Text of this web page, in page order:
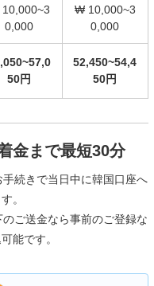
0,000
₩ 10,000~3
0,000
50円
52,450~54,4
50円
金まで最短30分
続きで当日中に韓国口座へ
。
ご送金なら事前のご登録な
能です。